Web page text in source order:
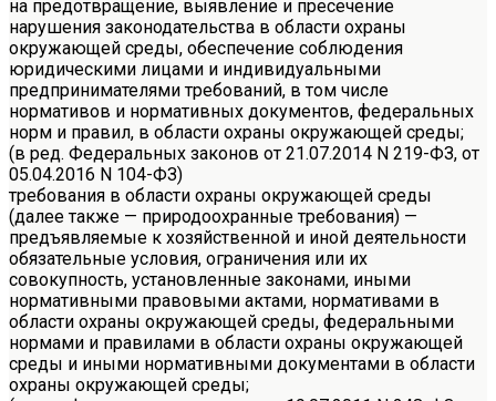
на предотвращение, выявление и пресечение
нарушения законодательства в области охраны
окружающей среды, обеспечение соблюдения
юридическими лицами и индивидуальными
предпринимателями требований, в том числе
нормативов и нормативных документов, федеральных
норм и правил, в области охраны окружающей среды;
(в ред. Федеральных законов от 21.07.2014 N 219-ФЗ, от
05.04.2016 N 104-ФЗ)
требования в области охраны окружающей среды
(далее также — природоохранные требования) —
предъявляемые к хозяйственной и иной деятельности
обязательные условия, ограничения или их
совокупность, установленные законами, иными
нормативными правовыми актами, нормативами в
области охраны окружающей среды, федеральными
нормами и правилами в области охраны окружающей
среды и иными нормативными документами в области
охраны окружающей среды;